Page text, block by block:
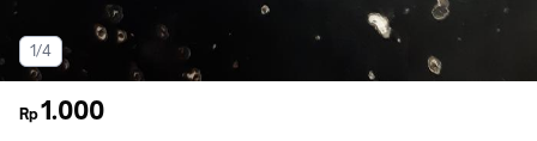
1/4
Rp1.000